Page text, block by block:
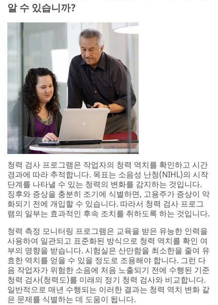
알 수 있습니까?
청력 검사 프로그램은 작업자의 청력 역치를 확인하고 시간
경과에 따라 추적합니다. 목표는 소음성 난청(NIHL)의 시작
단계를 나타낼 수 있는 청력의 변화를 감지하는 것입니다.
징후와 증상을 충분히 조기에 식별하면, 고용주가 증상이 악
화되기 전에 개입할 수 있습니다. 따라서 청력 검사 프로그
램의 일부는 효과적인 후속 조치를 취하도록 하는 것입니다.
청력 측정 모니터링 프로그램은 교육을 받은 유능한 인력을
사용하여 일관되고 표준화된 방식으로 청력 역치를 확인 여
부의 영향을 받습니다. 시험실은 산만함을 최소한을 줄여 유
효한 역치를 얻을 수 있을 정도로 조용해야 합니다. 그런 다
음 작업자가 위험한 소음에 처음 노출되기 전에 수행된 기준
청력 검사(청력도)를 미래의 정기 청력 검사와 비교합니다.
일반적으로 매년 수행되는 이러한 결과는 청력 역치 변화 같
은 문제를 식별하는 데 도움이 됩니다.